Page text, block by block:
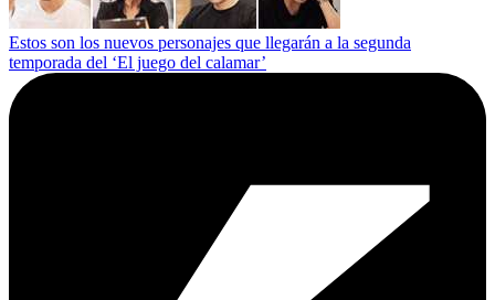
Estos son los nuevos personajes que llegarán a la segunda
temporada del ‘El juego del calamar’